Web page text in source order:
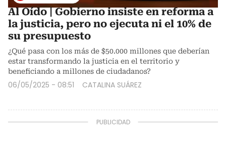
Al Oído | Gobierno insiste en reforma a
la justicia, pero no ejecuta ni el 10% de
su presupuesto
¿Qué pasa con los más de $50.000 millones que deberían
estar transformando la justicia en el territorio y
beneficiando a millones de ciudadanos?
06/05/2025 - 08:51 CATALINA SUÁREZ